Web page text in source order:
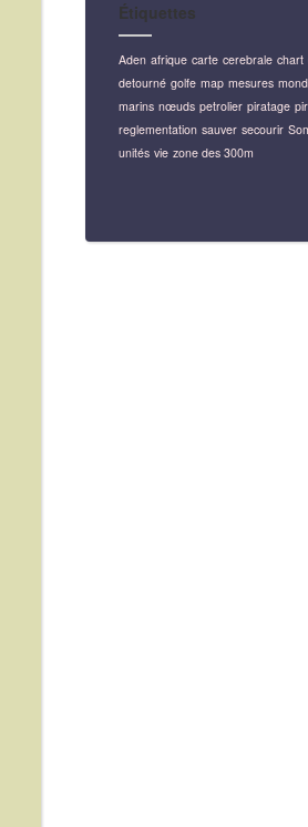
Étiquettes
Aden afrique carte cerebrale chart
detourné golfe map mesures
marins nœuds petrolier piratage
reglementation sauver secourir
unités vie zone des 300m